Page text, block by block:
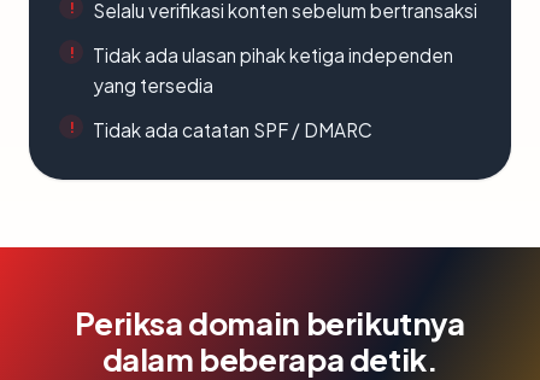
Selalu verifikasi konten sebelum bertransaksi
Tidak ada ulasan pihak ketiga independen
yang tersedia
Tidak ada catatan SPF / DMARC
Periksa domain berikutnya
dalam beberapa detik.